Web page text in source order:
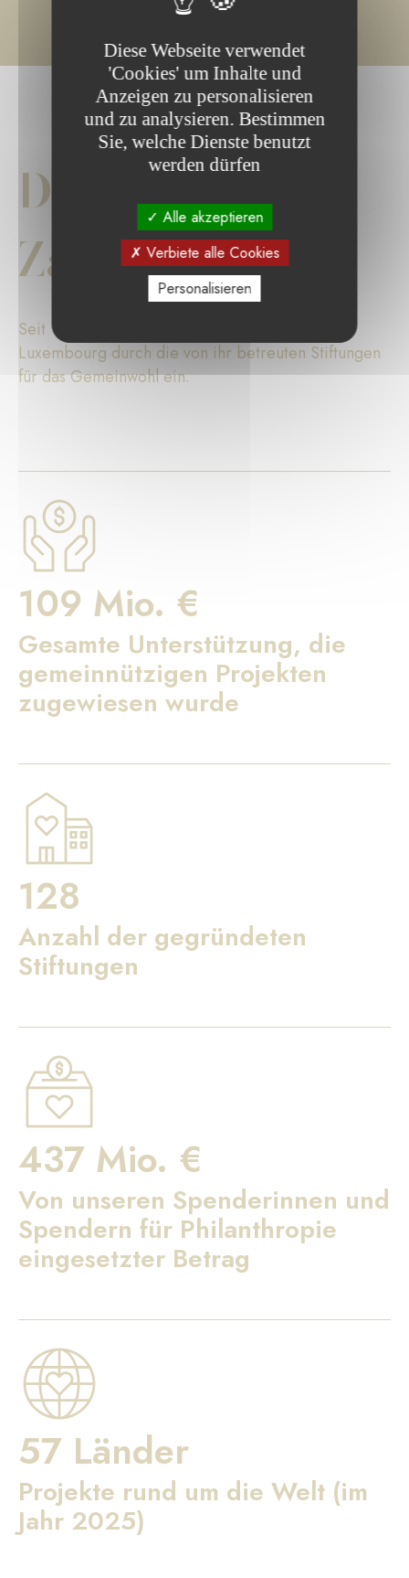
Die wichtigsten
Zahlen
Seit 17 Jahren setzt sich die Fondation de
Luxembourg durch die von ihr betreuten Stiftungen
für das Gemeinwohl ein.
109 Mio. €
Gesamte Unterstützung, die
gemeinnützigen Projekten
zugewiesen wurde
128
Anzahl der gegründeten
Stiftungen
437 Mio. €
Von unseren Spenderinnen und
Spendern für Philanthropie
eingesetzter Betrag
57 Länder
Projekte rund um die Welt (im
Jahr 2025)
Diese Webseite verwendet
'Cookies' um Inhalte und
Anzeigen zu personalisieren
und zu analysieren. Bestimmen
Sie, welche Dienste benutzt
werden dürfen
Alle akzeptieren
Verbiete alle Cookies
Personalisieren